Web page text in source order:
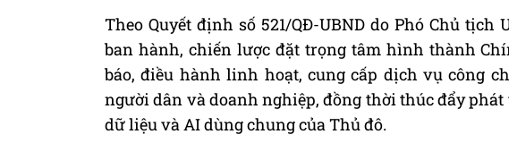
Theo Quyết định số 521/QĐ-UBND do Phó Chủ
ban hành, chiến lược đặt trọng tâm hình thành
báo, điều hành linh hoạt, cung cấp dịch vụ công
người dân và doanh nghiệp, đồng thời thúc đẩy
dữ liệu và AI dùng chung của Thủ đô.